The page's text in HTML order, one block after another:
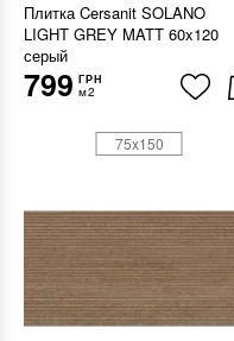
Плитка Cersanit SOLANO
LIGHT GREY MATT 60x120
серый
799 ГРН
м2
75x150